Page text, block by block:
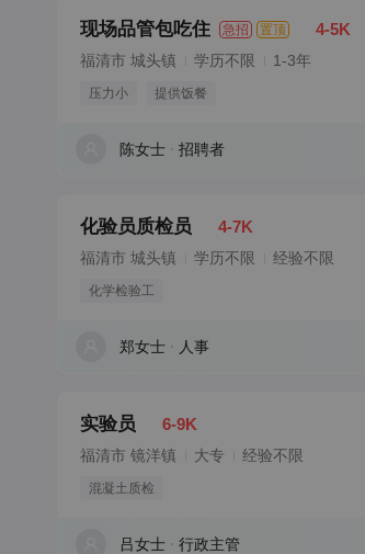
现场品管包吃住 急招 置顶 4-5K
福清市 城头镇 学历不限 1-3年
压力小 提供饭餐
陈女士 招聘者
化验员质检员 4-7K
福清市 城头镇 学历不限 经验不限
化学检验工
郑女士 人事
实验员 6-9K
福清市 镜洋镇 大专 经验不限
混凝土质检
吕女士 行政主管